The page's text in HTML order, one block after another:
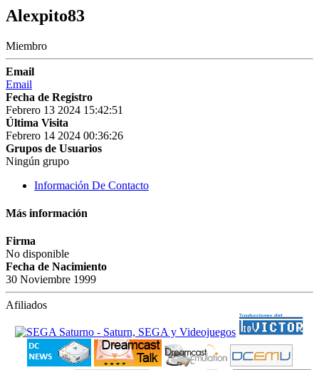
Alexpito83
Miembro
Email
Email
Fecha de Registro
Febrero 13 2024 15:42:51
Última Visita
Febrero 14 2024 00:36:26
Grupos de Usuarios
Ningún grupo
Información De Contacto
Más información
Firma
No disponible
Fecha de Nacimiento
30 Noviembre 1999
Afiliados